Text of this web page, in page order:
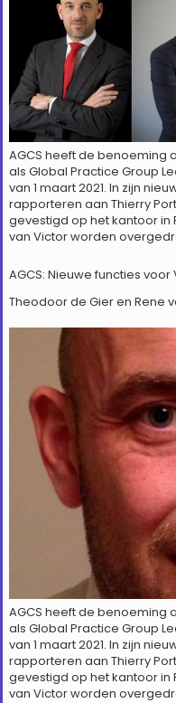
AGCS heeft de
als Global Practice Group
van 1 maart 2021. In zijn
rapporteren aan Thierry
gevestigd op het kantoor
van Victor worden
AGCS: Nieuwe functies
Theodoor de Gier en Rene
AGCS heeft de
als Global Practice Group
van 1 maart 2021. In zijn
rapporteren aan Thierry
gevestigd op het kantoor
van Victor worden